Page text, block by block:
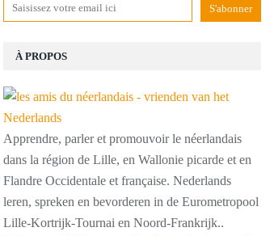
À PROPOS
Apprendre, parler et promouvoir le néerlandais
dans la région de Lille, en Wallonie picarde et en
Flandre Occidentale et française. Nederlands
leren, spreken en bevorderen in de Eurometropool
Lille-Kortrijk-Tournai en Noord-Frankrijk..